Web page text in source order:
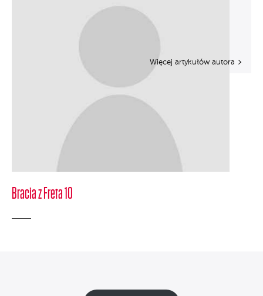
Bracia z Freta 10
Więcej artykułów autora